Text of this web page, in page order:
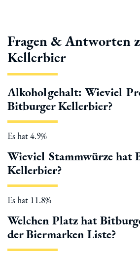
Fragen & Antworten
Kellerbier
Alkoholgehalt: Wieviel
Bitburger Kellerbier?
Es hat 4.9%
Wieviel Stammwürze hat
Kellerbier?
Es hat 11.8%
Welchen Platz hat
der Biermarken Liste?